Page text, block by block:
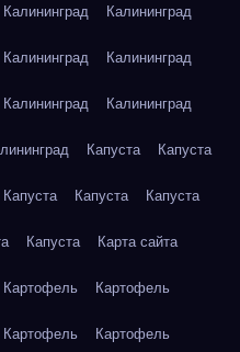
Калининград Калининград
Калининград Калининград
Калининград Калининград
Капуста Капуста
Капуста Капуста Капуста
Капуста Карта сайта
Картофель Картофель
Картофель Картофель